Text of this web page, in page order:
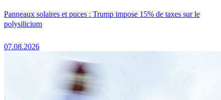
Panneaux solaires et puces : Trump impose 15% de taxes sur le
polysilicium
07.08.2026